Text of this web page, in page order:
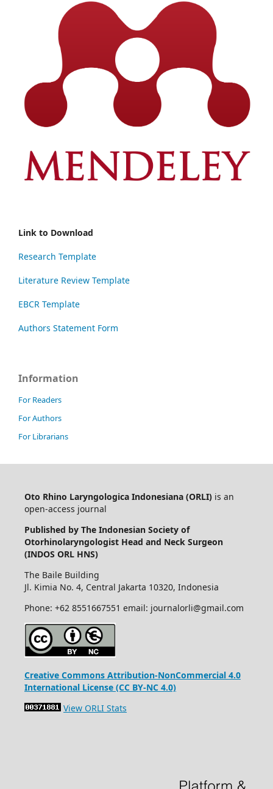
Link to Download
Research Template
Literature Review Template
EBCR Template
Authors Statement Form
Information
For Readers
For Authors
For Librarians
Oto Rhino Laryngologica Indonesiana (ORLI) is an
open-access journal
Published by The Indonesian Society of
Otorhinolaryngologist Head and Neck Surgeon
(INDOS ORL HNS)
The Baile Building
Jl. Kimia No. 4, Central Jakarta 10320, Indonesia
Phone: +62 8551667551 email: journalorli@gmail.com
Creative Commons Attribution-NonCommercial 4.0
International License (CC BY-NC 4.0)
View ORLI Stats